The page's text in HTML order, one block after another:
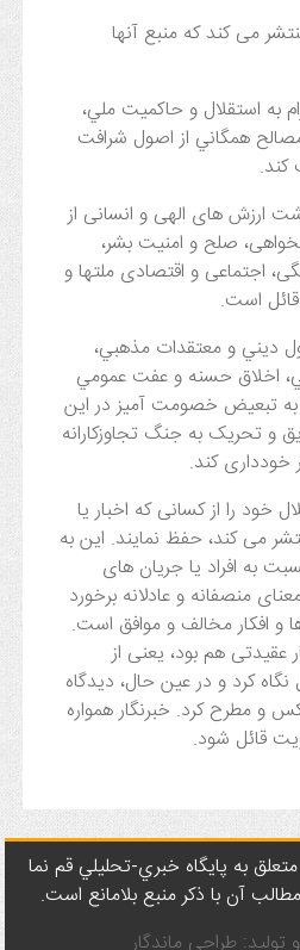
منتشر می کند که منبع آنها
به استقلال و حاکميت ملي،
همگاني از اصول شرافت
ارزش های الهی و انسانی از
صلح و امنیت بشر،
اجتماعی و اقتصادی ملتها و
است.
ديني و معتقدات مذهبي،
اخلاق حسنه و عفت عمومي
به تبعيض خصومت آميز در اين
و تحريک به جنگ تجاوزکارانه
‌کند.
خود را از کسانی که اخبار یا
می کند، حفظ نمایند. این به
به افراد یا جریان های
منصفانه و عادلانه برخورد
و افکار مخالف و موافق است.
عقیدتی هم بود، یعنی از
کرد و در عین حال، دیدگاه
و مطرح کرد. خبرنگار همواره
قائل شود.
به پایگاه خبري-تحليلي قم نما
آن با ذکر منبع بلامانع است.
طراحی ماندگار